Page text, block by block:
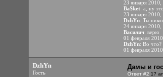
23 января
Ba$ket: а, ну
23 января 2010,
DzhYn: Ты
24 января
Василич: верю
01 февраля
DzhYn: Во что?
01 февраля
DzhYn
Гость
Дамы и
Ответ #2 17